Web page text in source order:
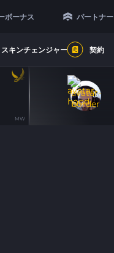
ボーナス パートナー
スキンチェンジャー 契約
MW